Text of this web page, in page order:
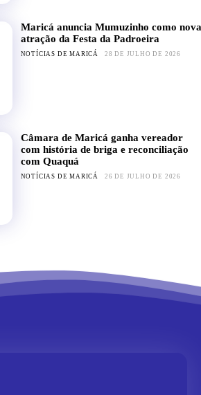
Maricá anuncia Mumuzinho como nova
atração da Festa da Padroeira
NOTÍCIAS DE MARICÁ 28 DE JULHO DE 2026
Câmara de Maricá ganha vereador
com história de briga e reconciliação
com Quaquá
NOTÍCIAS DE MARICÁ 26 DE JULHO DE 2026